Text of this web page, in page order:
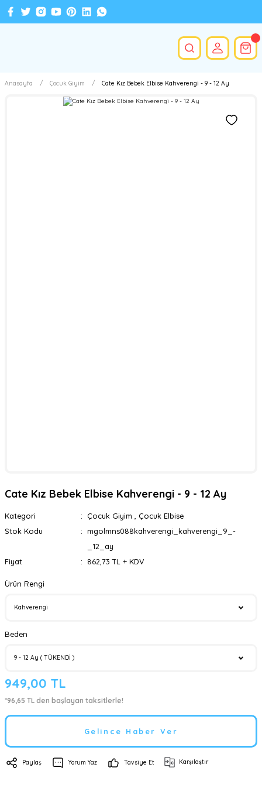
Anasayfa Çocuk Giyim Cate Kız Bebek Elbise Kahverengi - 9 - 12 Ay
Cate Kız Bebek Elbise Kahverengi - 9 - 12 Ay
Kategori Çocuk Giyim
Çocuk Elbise
Stok Kodu
mgolmns088kahverengi_kahverengi_9_-
_12_ay
Fiyat
862,73 TL + KDV
Ürün Rengi
Beden
949,00 TL
*96,65 TL den başlayan taksitlerle!
Gelince Haber Ver
Paylaş Yorum Yaz Tavsiye Et Karşılaştır